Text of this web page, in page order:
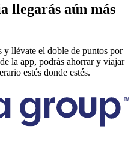
llegarás aún más
y llévate el doble de puntos por
la app, podrás ahorrar y viajar
estés donde estés.